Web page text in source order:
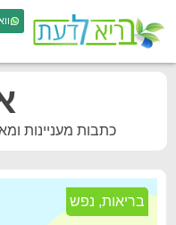
כתבות מעניינות
בריאות, נפש